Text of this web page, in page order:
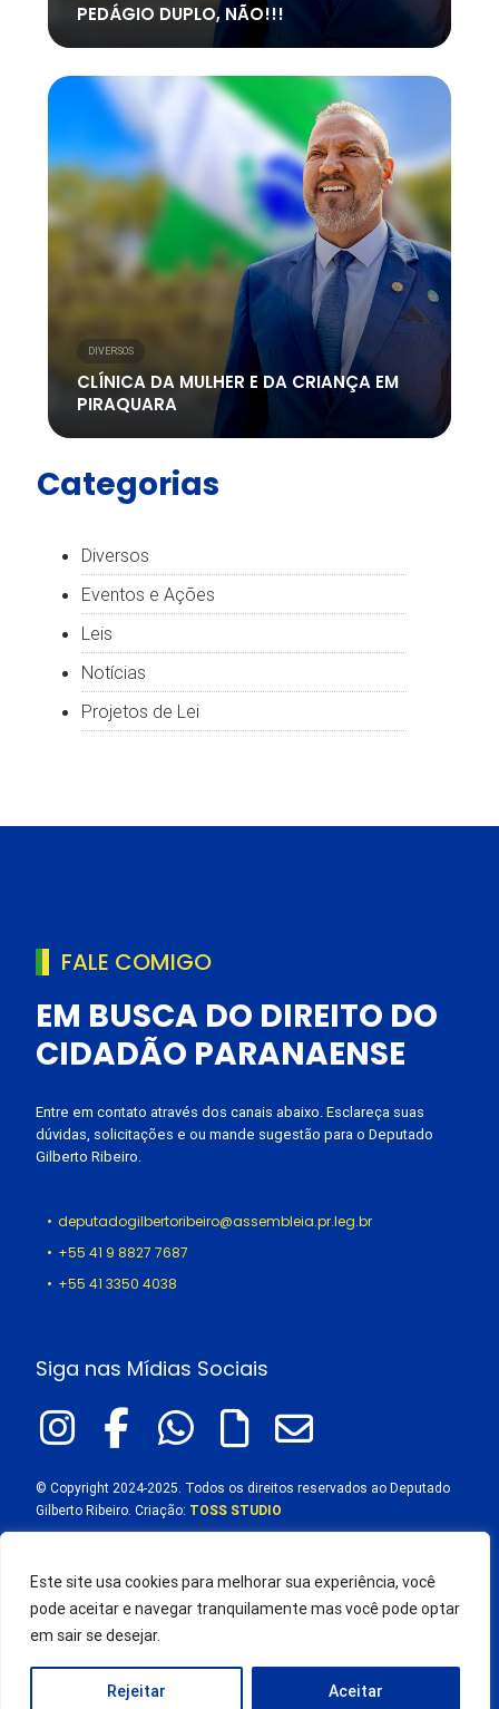
Este site usa cookies para melhorar sua experiência, você
pode aceitar e navegar tranquilamente mas você pode optar
em sair se desejar.
Rejeitar Aceitar
PEDÁGIO DUPLO, NÃO!!!
DIVERSOS
CLÍNICA DA MULHER E DA CRIANÇA EM
PIRAQUARA
Categorias
Diversos
Eventos e Ações
Leis
Notícias
Projetos de Lei
FALE COMIGO
EM BUSCA DO DIREITO DO
CIDADÃO PARANAENSE
Entre em contato através dos canais abaixo. Esclareça suas
dúvidas, solicitações e ou mande sugestão para o Deputado
Gilberto Ribeiro.
deputadogilbertoribeiro@assembleia.pr.leg.br
+55 41 9 8827 7687
+55 41 3350 4038
Siga nas Mídias Sociais
© Copyright 2024-2025. Todos os direitos reservados ao Deputado
Gilberto Ribeiro. Criação: TOSS STUDIO